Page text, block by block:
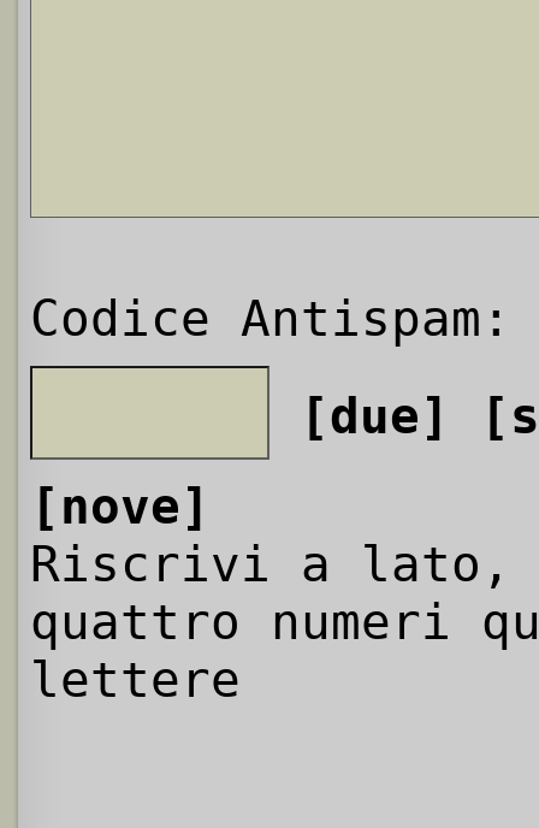
Codice Antispam:
[due]
[nove]
Riscrivi a
quattro numeri
lettere